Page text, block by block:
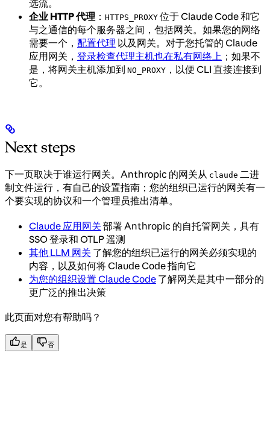
选流。
企业 HTTP 代理 ： HTTPS_PROXY 位于 Claude Code 和它
与之通信的每个服务器之间，包括网关。如果您的网络
需要一个， 配置代理 以及网关。对于您托管的 Claude
应用网关， 登录检查代理主机也在私有网络上 ；如果不
是，将网关主机添加到 NO_PROXY ，以便 CLI 直接连接到
它。
Next steps
下一页取决于谁运行网关。Anthropic 的网关从 claude 二进
制文件运行，有自己的设置指南；您的组织已运行的网关有一
个要实现的协议和一个管理员推出清单。
Claude 应用网关 部署 Anthropic 的自托管网关，具有
SSO 登录和 OTLP 遥测
其他 LLM 网关 了解您的组织已运行的网关必须实现的
内容，以及如何将 Claude Code 指向它
为您的组织设置 Claude Code 了解网关是其中一部分的
更广泛的推出决策
此页面对您有帮助吗？
是 否